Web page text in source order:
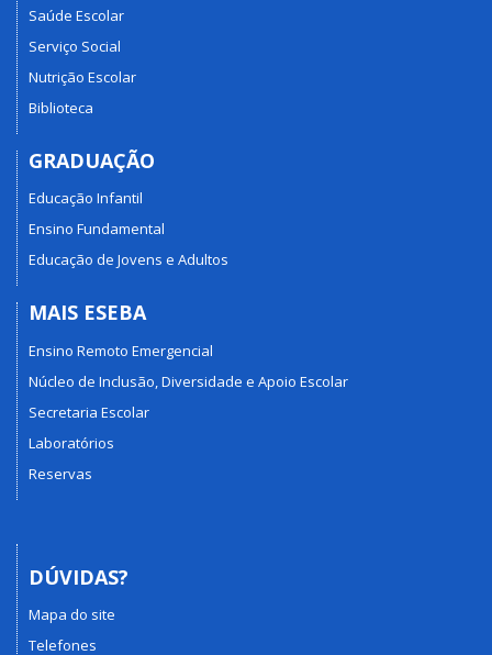
Saúde Escolar
Serviço Social
Nutrição Escolar
Biblioteca
GRADUAÇÃO
Educação Infantil
Ensino Fundamental
Educação de Jovens e Adultos
MAIS ESEBA
Ensino Remoto Emergencial
Núcleo de Inclusão, Diversidade e Apoio Escolar
Secretaria Escolar
Laboratórios
Reservas
DÚVIDAS?
Mapa do site
Telefones